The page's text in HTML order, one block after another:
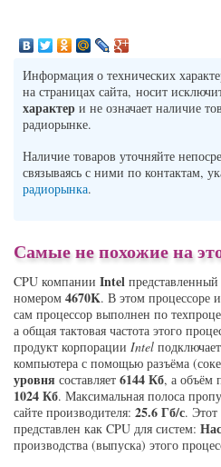
Информация о технических
на страницах сайта, носит
характер и не означает наличие
радиорынке.
Наличие товаров уточняйте
связываясь с ними по контактам,
радиорынка.
Самые не похожие на
CPU компании Intel
номером 4670K. В этом процессоре
сам процессор выполнен по
а общая тактовая частота этого
продукт корпорации Intel
компьютера с помощью разъёма
уровня составляет 6144 Кб, а объём
1024 Кб. Максимальная полоса
сайте производителя: 25.6 Гб/с.
представлен как CPU для систем:
производства (выпуска) этого